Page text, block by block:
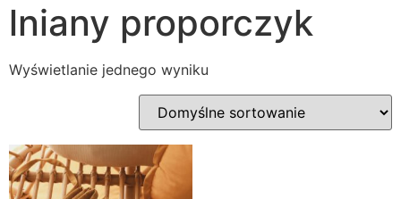
lniany proporczyk
Wyświetlanie jednego wyniku